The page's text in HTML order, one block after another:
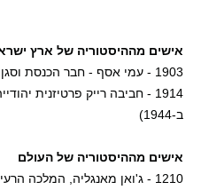
אישים מההיסטוריה של ארץ
1903 - עמי אסף - חבר הכנסת וסגן שר מטעם מפא"י (נפטר ב-1963)
1914 - חביבה רייק פרטיזנית
ב-1944)
אישים מההיסטוריה של העולם
1210 - ג'ואן מאנגליה, המלכה הרעיה של סקוטלנד (נפטרה ב-1238)